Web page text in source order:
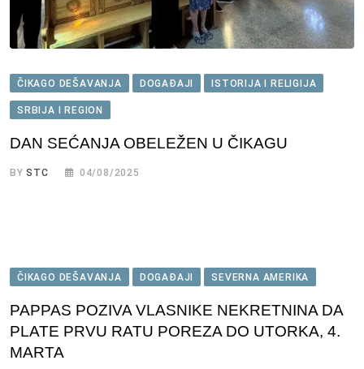
ČIKAGO DEŠAVANJA DOGAĐAJI ISTORIJA I RELIGIJA
SRBIJA I REGION
DAN SEĆANJA OBELEŽEN U ČIKAGU
BYSTC 04/08/2025
ČIKAGO DEŠAVANJA DOGAĐAJI SEVERNA AMERIKA
PAPPAS POZIVA VLASNIKE NEKRETNINA DA
PLATE PRVU RATU POREZA DO UTORKA, 4.
MARTA